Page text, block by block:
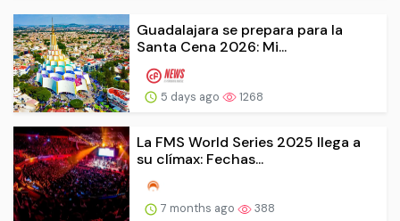
Guadalajara se prepara para la
Santa Cena 2026: Mi...
5 days ago 1268
La FMS World Series 2025 llega a
su clímax: Fechas...
7 months ago 388